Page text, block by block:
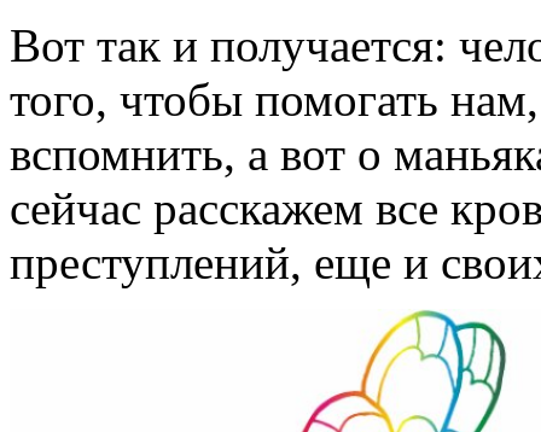
Вот так и получается:
того, чтобы помогать
вспомнить, а вот о
сейчас расскажем все
преступлений, еще и